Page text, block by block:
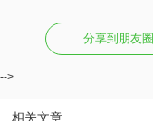
分享到朋友圈
-->
相关文章